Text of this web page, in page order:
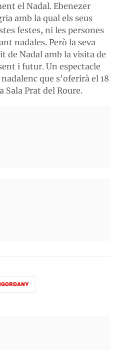
el Nadal. Ebenezer
amb la qual els seus
festes, ni les persones
nadales. Però la seva
de Nadal amb la visita de
i futur. Un espectacle
que s'oferirà el 18
Sala Prat del Roure.